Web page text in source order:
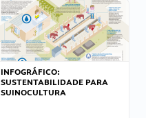
INFOGRÁFICO:
SUSTENTABILIDADE PARA
SUINOCULTURA